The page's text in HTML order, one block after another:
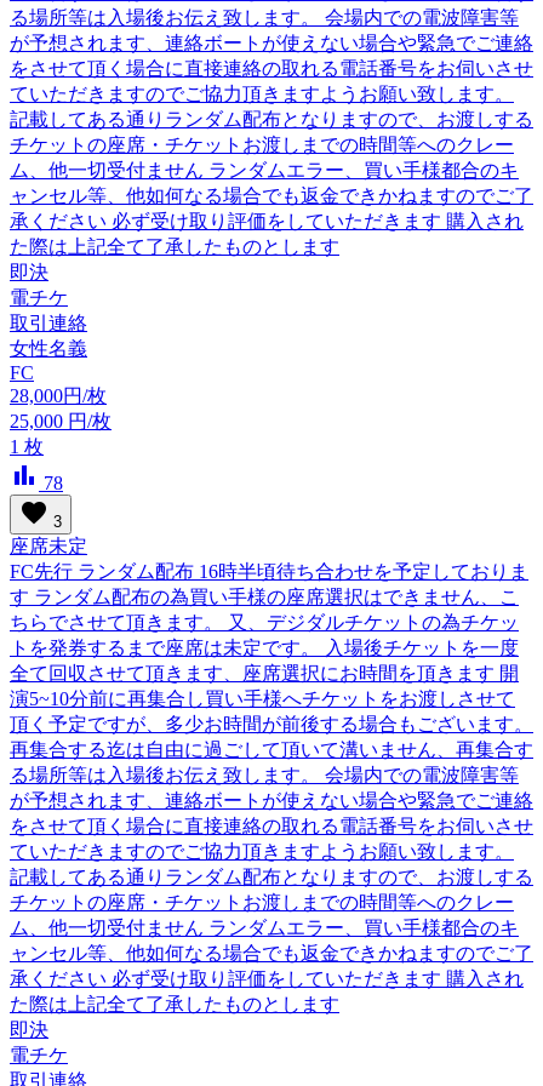
る場所等は入場後お伝え致します。 会場内での電波障害等
が予想されます、連絡ボートが使えない場合や緊急でご連絡
をさせて頂く場合に直接連絡の取れる電話番号をお伺いさせ
ていただきますのでご協力頂きますようお願い致します。
記載してある通りランダム配布となりますので、お渡しする
チケットの座席・チケットお渡しまでの時間等へのクレー
ム、他一切受付ません ランダムエラー、買い手様都合のキ
ャンセル等、他如何なる場合でも返金できかねますのでご了
承ください 必ず受け取り評価をしていただきます 購入され
た際は上記全て了承したものとします
即決
電チケ
取引連絡
女性名義
FC
28,000円/枚
25,000 円/枚
1 枚
bar_chart 78
favorite 3
座席未定
FC先行 ランダム配布 16時半頃待ち合わせを予定しておりま
す ランダム配布の為買い手様の座席選択はできません、こ
ちらでさせて頂きます。 又、デジダルチケットの為チケッ
トを発券するまで座席は未定です。 入場後チケットを一度
全て回収させて頂きます、座席選択にお時間を頂きます 開
演5~10分前に再集合し買い手様へチケットをお渡しさせて
頂く予定ですが、多少お時間が前後する場合もございます。
再集合する迄は自由に過ごして頂いて溝いません、再集合す
る場所等は入場後お伝え致します。 会場内での電波障害等
が予想されます、連絡ボートが使えない場合や緊急でご連絡
をさせて頂く場合に直接連絡の取れる電話番号をお伺いさせ
ていただきますのでご協力頂きますようお願い致します。
記載してある通りランダム配布となりますので、お渡しする
チケットの座席・チケットお渡しまでの時間等へのクレー
ム、他一切受付ません ランダムエラー、買い手様都合のキ
ャンセル等、他如何なる場合でも返金できかねますのでご了
承ください 必ず受け取り評価をしていただきます 購入され
た際は上記全て了承したものとします
即決
電チケ
取引連絡